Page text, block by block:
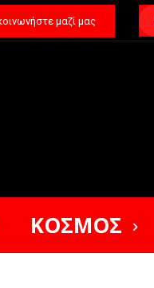
μαζί μας
ΚΟΣΜΟΣ